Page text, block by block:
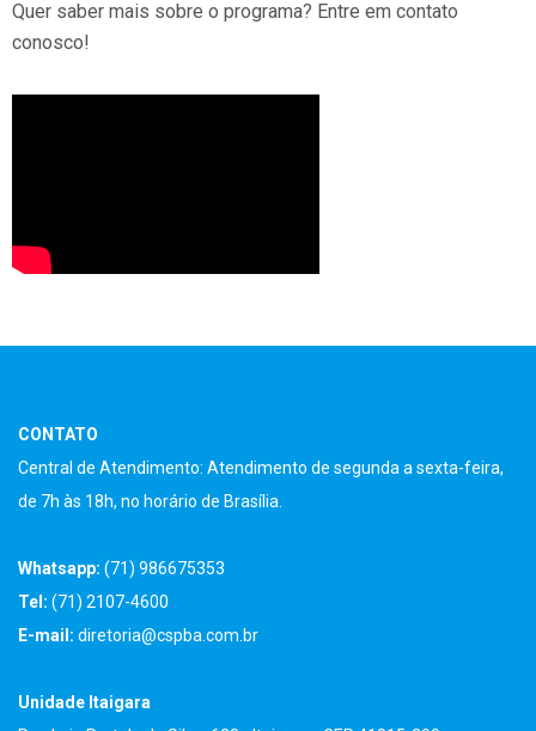
Quer saber mais sobre o programa? Entre em contato
conosco!
CONTATO
Central de Atendimento: Atendimento de segunda a sexta-feira,
de 7h às 18h, no horário de Brasília.
Whatsapp: (71) 986675353
Tel: (71) 2107-4600
E-mail: diretoria@cspba.com.br
Unidade Itaigara